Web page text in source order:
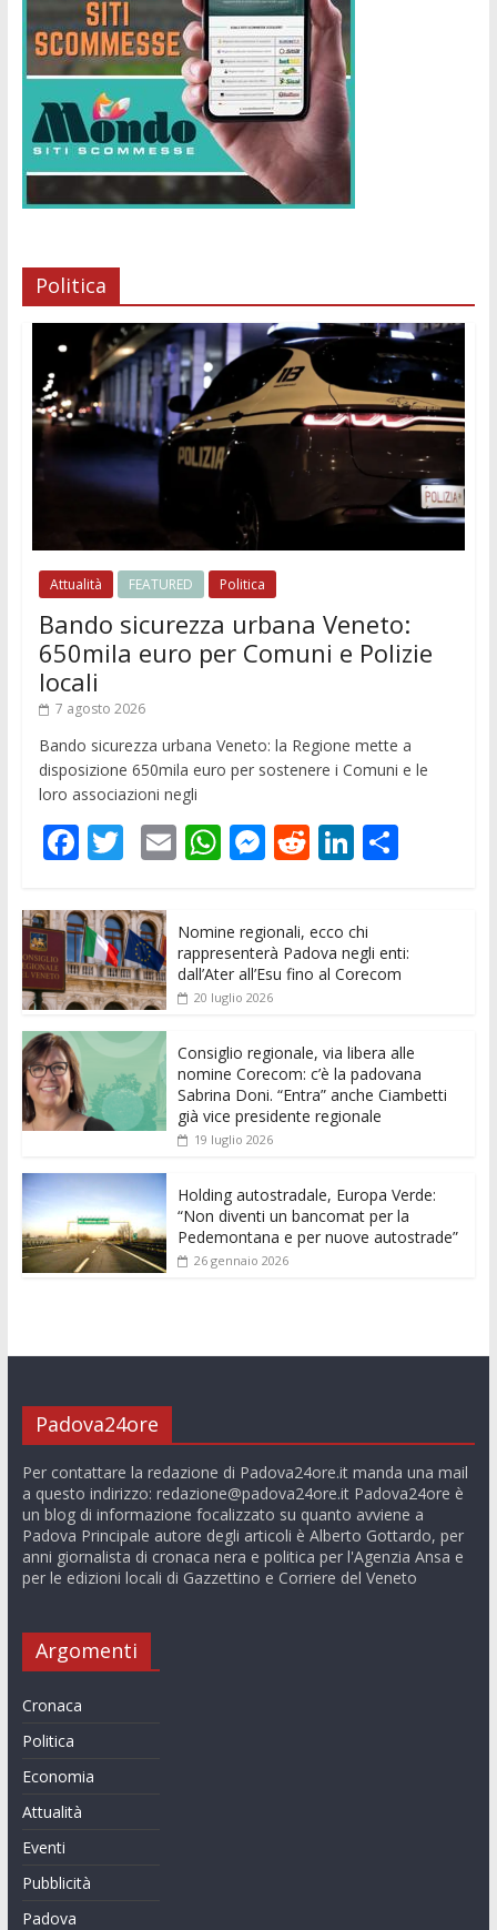
Politica
Attualità FEATURED Politica
Bando sicurezza urbana Veneto:
650mila euro per Comuni e Polizie
locali
7 agosto 2026
Bando sicurezza urbana Veneto: la Regione mette a
disposizione 650mila euro per sostenere i Comuni e le
loro associazioni negli
F
e
b
o
o
k
T
itt
er
E
l
W
s
A
p
p
M
ss
e
n
er
R
di
t
Li
k
e
dI
C
di
vi
Nomine regionali, ecco chi
rappresenterà Padova negli enti:
dall’Ater all’Esu fino al Corecom
20 luglio 2026
Consiglio regionale, via libera alle
nomine Corecom: c’è la padovana
Sabrina Doni. “Entra” anche Ciambetti
già vice presidente regionale
19 luglio 2026
Holding autostradale, Europa Verde:
“Non diventi un bancomat per la
Pedemontana e per nuove autostrade”
26 gennaio 2026
Padova24ore
Per contattare la redazione di Padova24ore.it manda una mail
a questo indirizzo: redazione@padova24ore.itPadova24ore è
un blog di informazione focalizzato su quanto avviene a
Padova Principale autore degli articoli è Alberto Gottardo, per
anni giornalista di cronaca nera e politica per l'Agenzia Ansa e
per le edizioni locali di Gazzettino e Corriere del Veneto
Argomenti
Cronaca
Politica
Economia
Attualità
Eventi
Pubblicità
Padova